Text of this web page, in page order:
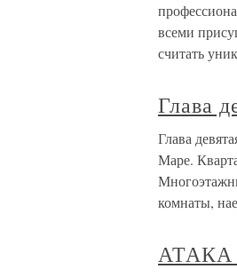
всеми
считать
Глава
Глава
Маре.
комнаты,
АТАКА